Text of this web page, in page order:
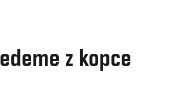
z kopce